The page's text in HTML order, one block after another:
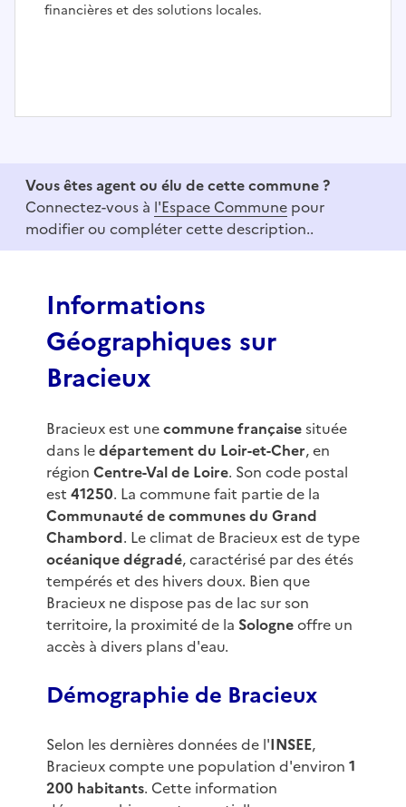
financières et des solutions locales.
f
Vous êtes agent ou élu de cette commune ?
Connectez-vous à l'Espace Commune pour
modifier ou compléter cette description..
Informations
Géographiques sur
Bracieux
Bracieux est unecommune françaisesituée
dans ledépartement du Loir-et-Cher, en
région Centre-Val de Loire. Son code postal
est 41250. La commune fait partie de la
Communauté de communes du Grand
Chambord. Le climat de Bracieux est de type
océanique dégradé, caractérisé par des étés
tempérés et des hivers doux. Bien que
Bracieux ne dispose pas de lac sur son
territoire, la proximité de la Sologneoffre un
accès à divers plans d'eau.
Démographie de Bracieux
Selon les dernières données de l'INSEE,
Bracieux compte une population d'environ 1
200 habitants. Cette information